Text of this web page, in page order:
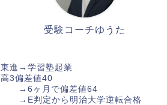
受験コーチゆうた
東進→学習塾起業
高3偏差値40
→6ヶ月で偏差値64
→E判定から明治大学逆転合格